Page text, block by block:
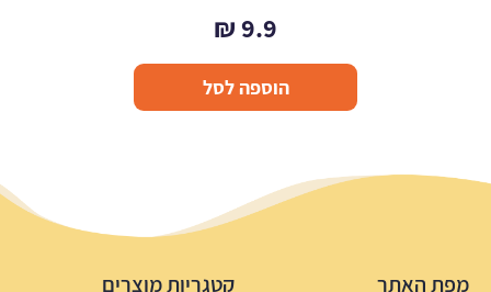
9.9
₪
הוספה לסל
מפת האתר קטגריות מוצרים